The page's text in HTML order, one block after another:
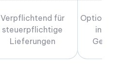
Verpflichtend für
steuerpflichtige
Lieferungen
Optional